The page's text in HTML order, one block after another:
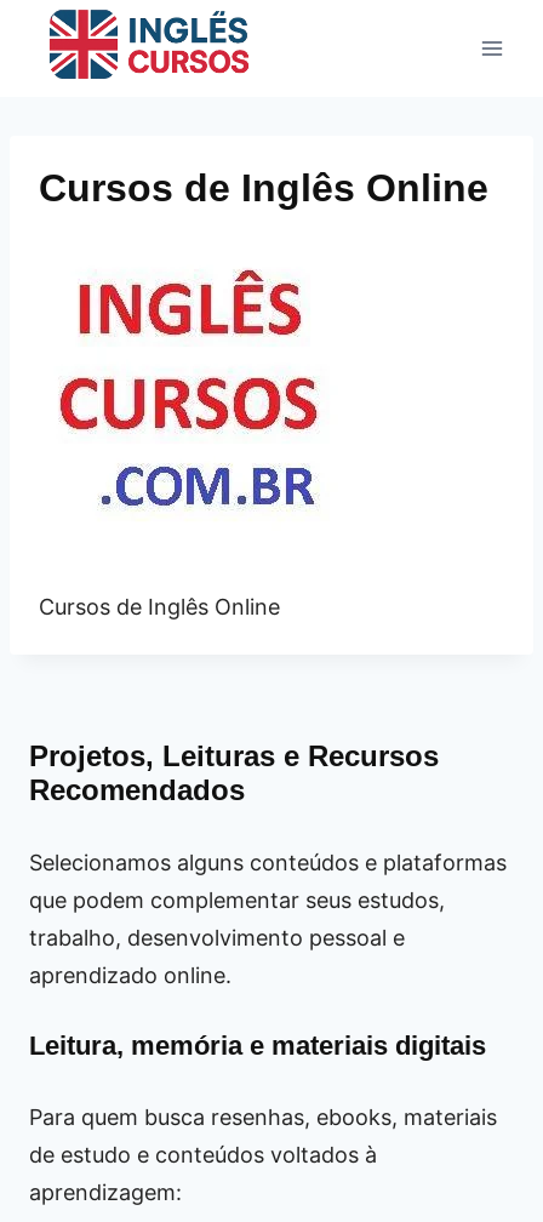
Cursos de Inglês Online
Cursos de Inglês Online
Projetos, Leituras e Recursos
Recomendados
Selecionamos alguns conteúdos e plataformas
que podem complementar seus estudos,
trabalho, desenvolvimento pessoal e
aprendizado online.
Leitura, memória e materiais digitais
Para quem busca resenhas, ebooks, materiais
de estudo e conteúdos voltados à
aprendizagem: